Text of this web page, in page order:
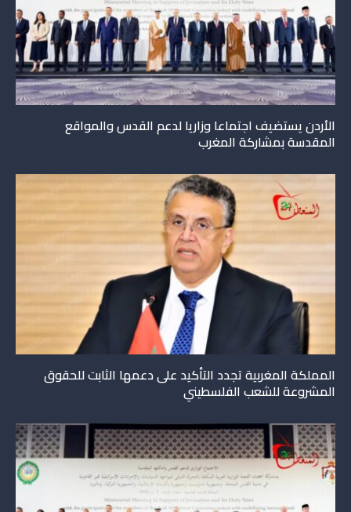
الأردن يستضيف اجتماعا وزاريا لدعم القدس والمواقع
المقدسة بمشاركة المغرب
المملكة المغربية تجدد التأكيد على دعمها الثابت للحقوق
المشروعة للشعب الفلسطيني